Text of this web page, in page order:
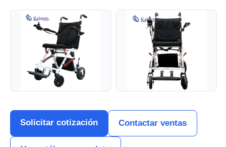
Solicitar cotización Contactar ventas